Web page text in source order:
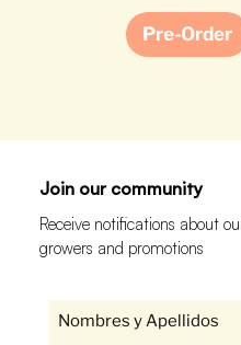
Pre-Order
Join our community
Receive notifications about
growers and promotions